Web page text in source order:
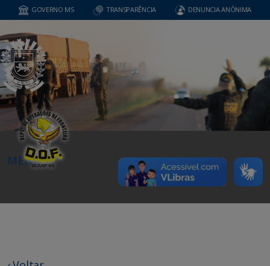
GOVERNO MS TRANSPARÊNCIA DENUNCIA ANÔNIMA
MENU